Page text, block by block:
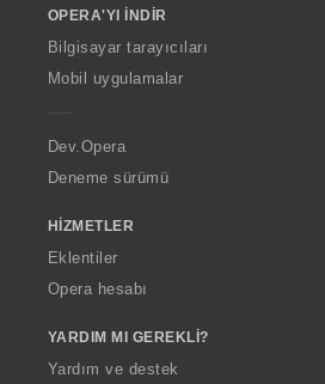
w
O
p
a
OPERA'YI İNDIR
Bilgisayar tarayıcıları
Mobil uygulamalar
Dev.Opera
Deneme sürümü
HIZMETLER
Eklentiler
Opera hesabı
YARDIM MI GEREKLI?
Yardım ve destek